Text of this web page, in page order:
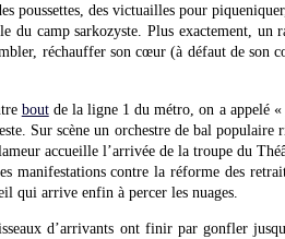
poussettes, des victuailles pour
du camp sarkozyste. Plus exactement,
réchauffer son cœur (à défaut de son
boutde la ligne 1 du métro, on a appelé «
Sur scène un orchestre de bal
accueille l’arrivée de la troupe du
manifestations contre la réforme des
qui arrive enfin à percer les nuages.
d’arrivants ont finir par gonfler